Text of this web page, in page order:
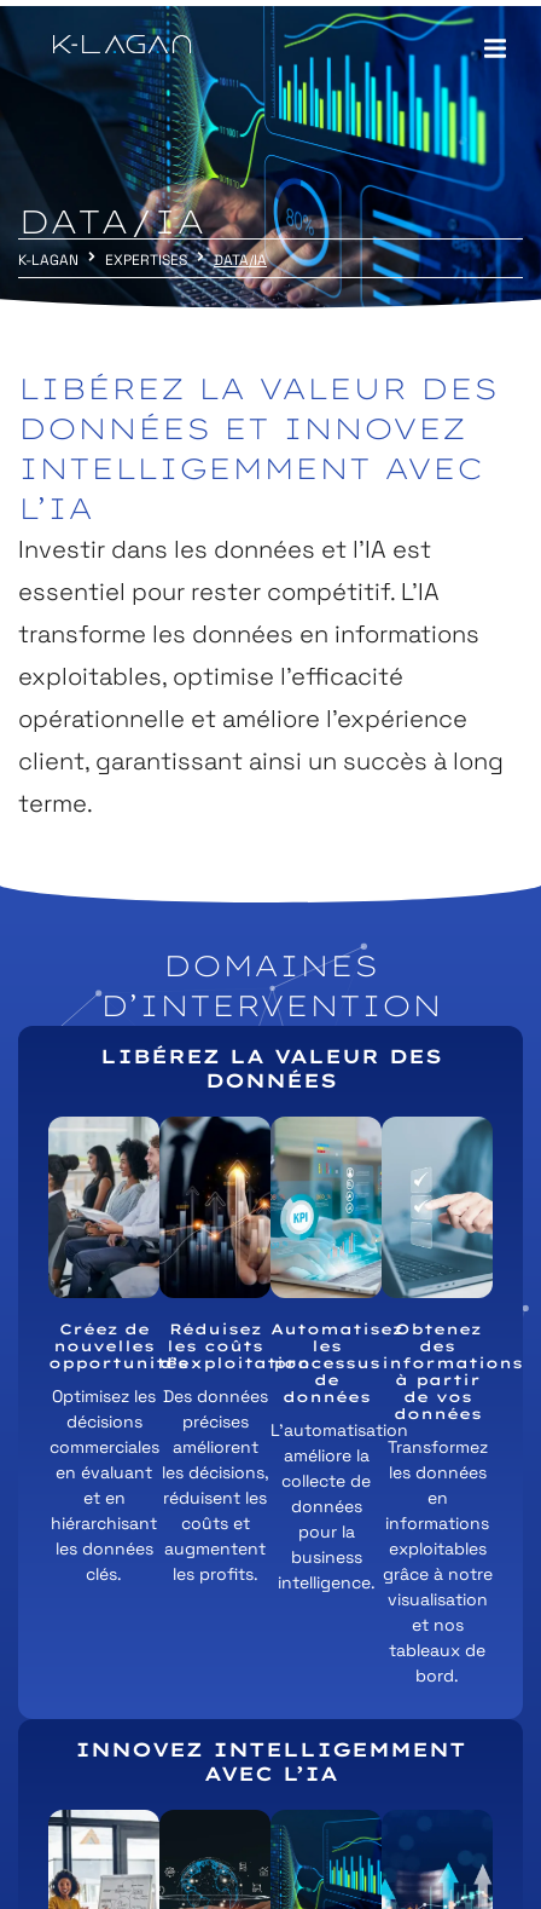
DATA/IA
K-LAGAN EXPERTISES DATA/IA
LIBÉREZ LA VALEUR DES
DONNÉES ET INNOVEZ
INTELLIGEMMENT AVEC
L’IA
Investir dans les données et l’IA est
essentiel pour rester compétitif. L’IA
transforme les données en informations
exploitables, optimise l’efficacité
opérationnelle et améliore l’expérience
client, garantissant ainsi un succès à long
terme.
DOMAINES
D’INTERVENTION
LIBÉREZ LA VALEUR DES
DONNÉES
Créez de
nouvelles
opportunités
Optimisez les
décisions
commerciales
en évaluant
et en
hiérarchisant
les données
clés.
Réduisez
les coûts
d’exploitation
Des données
précises
améliorent
les décisions,
réduisent les
coûts et
augmentent
les profits.
Automatisez
les
processus
de
données
L'automatisation
améliore la
collecte de
données
pour la
business
intelligence.
Obtenez
des
informations
à partir
de vos
données
Transformez
les données
en
informations
exploitables
grâce à notre
visualisation
et nos
tableaux de
bord.
INNOVEZ INTELLIGEMMENT
AVEC L’IA